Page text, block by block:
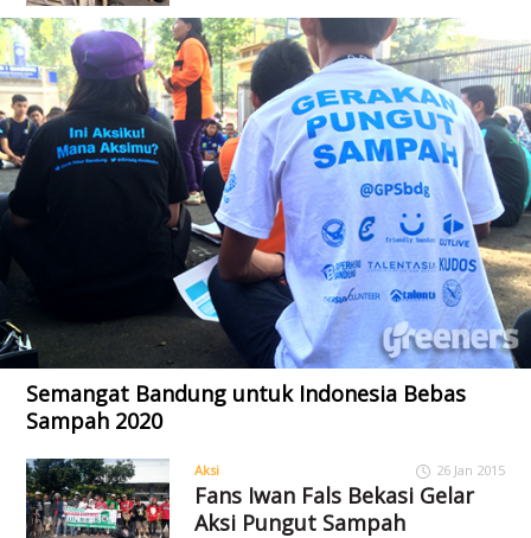
Semangat Bandung untuk Indonesia Bebas
Sampah 2020
Aksi 26 Jan 2015
Fans Iwan Fals Bekasi Gelar
Aksi Pungut Sampah